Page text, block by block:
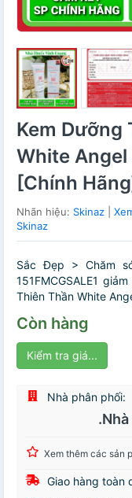
Kem Dưỡng
White Angel
[Chính
Nhãn hiệu: Skinaz
Skinaz
Sắc Đẹp > Chăm
151FMCGSALE1
Thiên Thần White
Còn hàng
Kiểm tra giá...
Nhà phân phối:
Xem thêm các sản
Giao hàng toàn